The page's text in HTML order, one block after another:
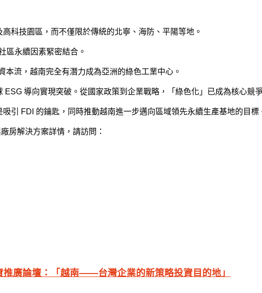
科技園區，而不僅限於傳統的北寧、海防、平陽等地。
區永續因素緊密結合。
流，越南完全有潛力成為亞洲的綠色工業中心。
導向實現突破。從國家政策到企業戰略，「綠色化」已成為核心競
引 FDI 的鑰匙，同時推動越南進一步邁向區域領先永續生產基地的目標
房解決方案詳情，請訪問：
推廣論壇：「越南——台灣企業的新策略投資目的地」